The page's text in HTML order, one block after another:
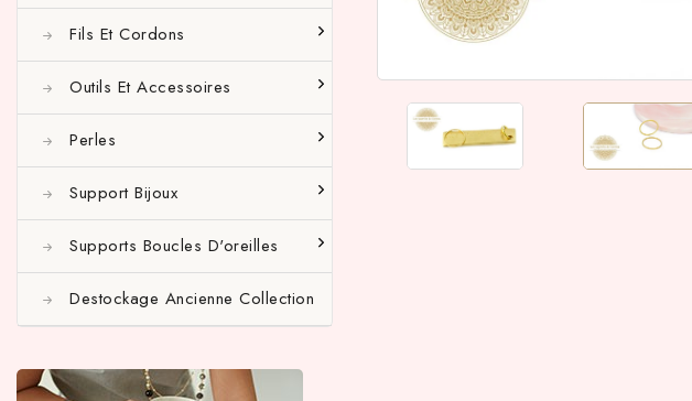
Terminaisons De
Rallonge
Connecteurs Bases
Fils Et Cordons
Outils Et Accessoires
Perles
Argent
Support Bijoux
Supports Boucles D'oreilles
Destockage Ancienne Collection